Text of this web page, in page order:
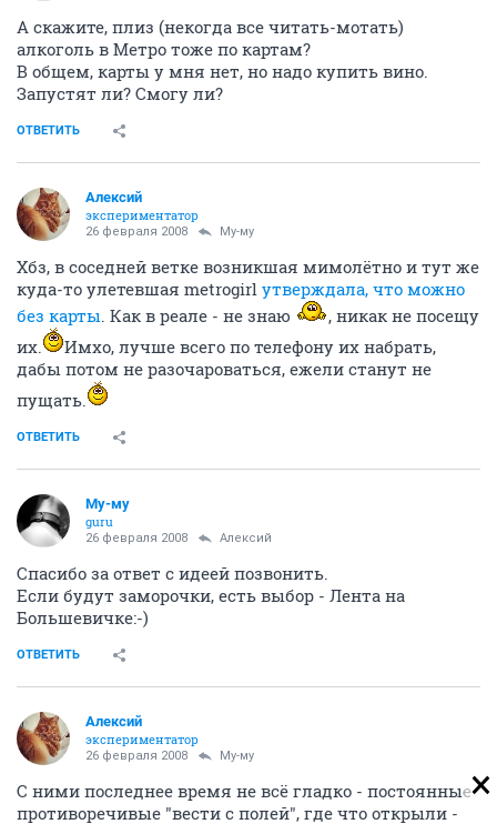
А скажите, плиз (некогда все читать-мотать)
алкоголь в Метро тоже по картам?
В общем, карты у мня нет, но надо купить вино.
Запустят ли? Смогу ли?
ОТВЕТИТЬ
Алексий
экспериментатор
26 февраля 2008 Му-му
Хбз, в соседней ветке возникшая мимолётно и тут же
куда-то улетевшая metrogirl утверждала, что можно
без карты. Как в реале - не знаю
, никак не посещу
их.
Имхо, лучше всего по телефону их набрать,
дабы потом не разочароваться, ежели станут не
пущать.
ОТВЕТИТЬ
Му-му
guru
26 февраля 2008 Алексий
Спасибо за ответ с идеей позвонить.
Если будут заморочки, есть выбор - Лента на
Большевичке:-)
ОТВЕТИТЬ
Алексий
экспериментатор
26 февраля 2008 Му-му
С ними последнее время не всё гладко - постоянные
противоречивые "вести с полей", где что открыли -